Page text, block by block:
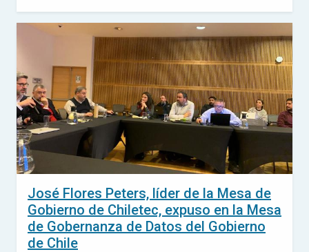
José Flores Peters, líder de la Mesa de
Gobierno de Chiletec, expuso en la Mesa
de Gobernanza de Datos del Gobierno
de Chile